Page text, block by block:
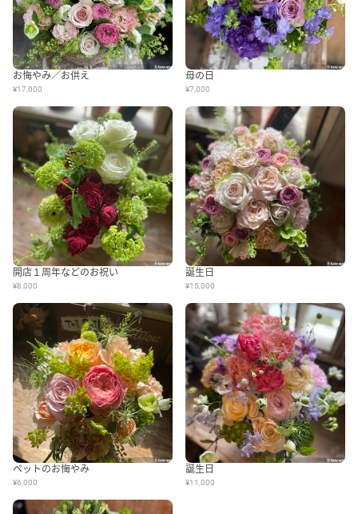
お悔やみ／お供え
¥17,000
母の日
¥7,000
開店１周年などのお祝い
¥8,000
誕生日
¥15,000
ペットのお悔やみ
¥6,000
誕生日
¥11,000